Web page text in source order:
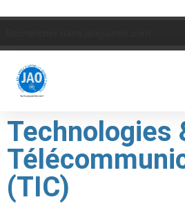
Technologies
(TIC)